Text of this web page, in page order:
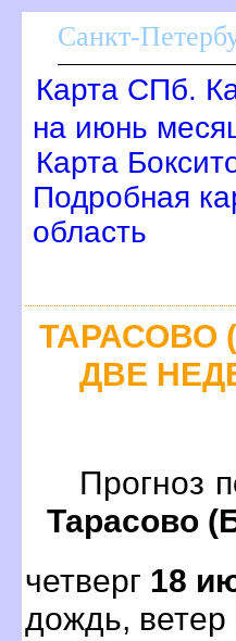
Санкт-
Карта СПб.
на июнь
Карта
Подробная
область
ТАРАСОВО
ДВЕ
Прогноз
Тарасово
четвер 18
дождь,